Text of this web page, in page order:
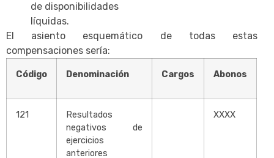
de disponibilidades
líquidas.
El asiento esquemático de todas estas
compensaciones sería:
Código Denominación Cargos Abonos
121
Resultados
negativos de
ejercicios
anteriores
XXXX